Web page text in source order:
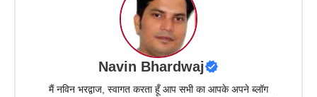
Navin Bhardwaj
मैं नविन भरद्वाज, स्वागत करता हूँ आप सभी का आपके अपने ब्लॉग